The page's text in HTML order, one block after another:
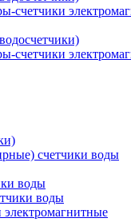
счетчики
счетчики
счетчики воды
воды
воды
электромагнитные